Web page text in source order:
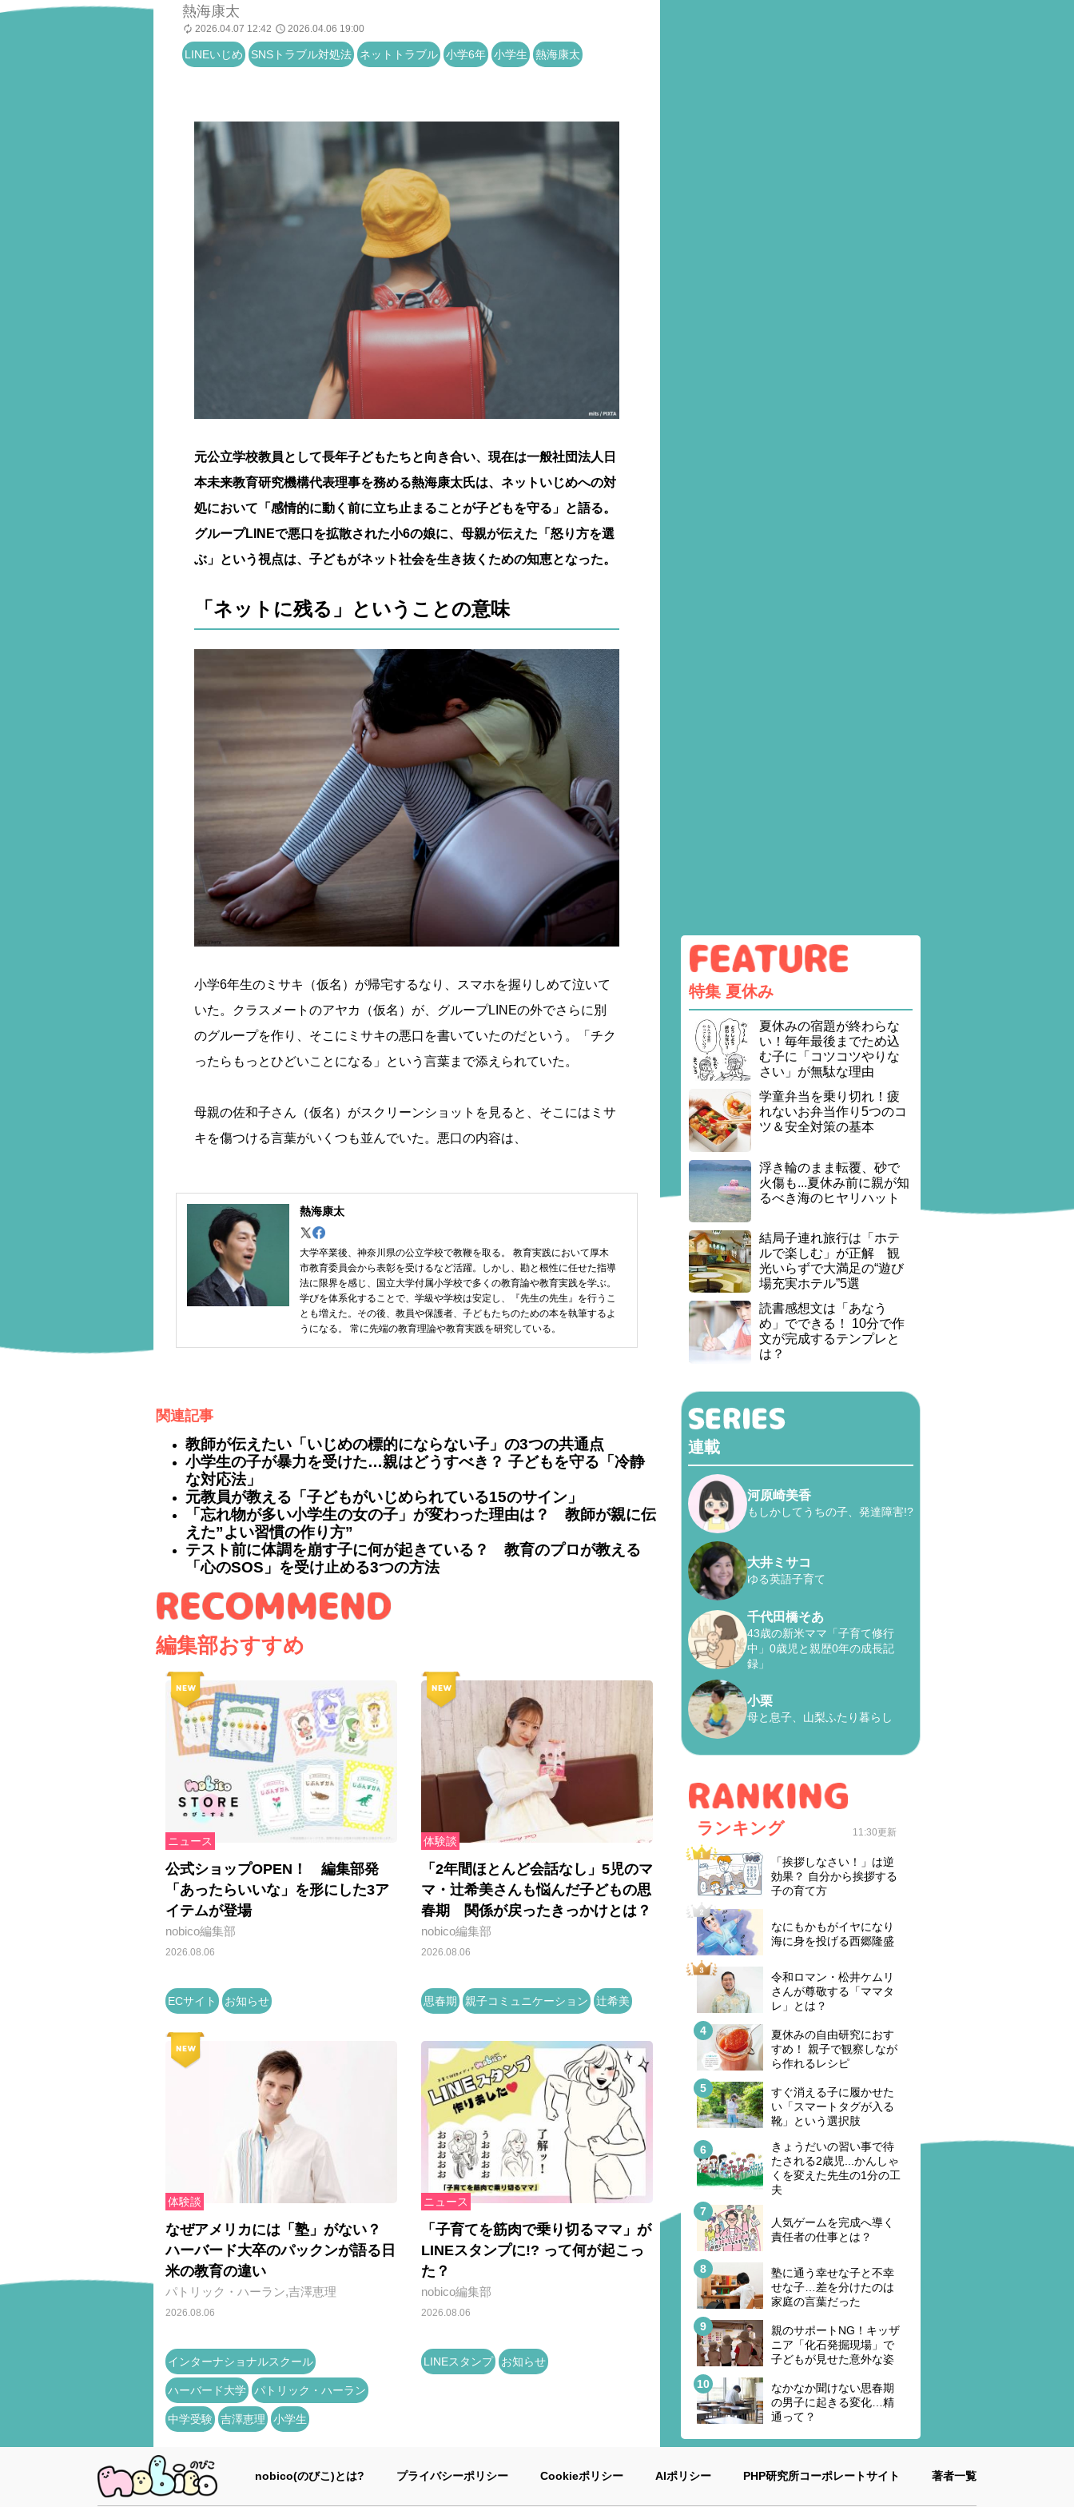
熱海康太
2026.04.07 12:42 2026.04.06 19:00
LINEいじめ SNSトラブル対処法 ネットトラブル 小学6年 小学生 熱海康太
元公立学校教員として長年子どもたちと向き合い、現在は一般社団法人日
本未来教育研究機構代表理事を務める熱海康太氏は、ネットいじめへの対
処において「感情的に動く前に立ち止まることが子どもを守る」と語る。
グループLINEで悪口を拡散された小6の娘に、母親が伝えた「怒り方を選
ぶ」という視点は、子どもがネット社会を生き抜くための知恵となった。
「ネットに残る」ということの意味
小学6年生のミサキ（仮名）が帰宅するなり、スマホを握りしめて泣いて
いた。クラスメートのアヤカ（仮名）が、グループLINEの外でさらに別
のグループを作り、そこにミサキの悪口を書いていたのだという。「チク
ったらもっとひどいことになる」という言葉まで添えられていた。
母親の佐和子さん（仮名）がスクリーンショットを見ると、そこにはミサ
キを傷つける言葉がいくつも並んでいた。悪口の内容は、
熱海康太
大学卒業後、神奈川県の公立学校で教鞭を取る。 教育実践において厚木
市教育委員会から表彰を受けるなど活躍。しかし、勘と根性に任せた指導
法に限界を感じ、国立大学付属小学校で多くの教育論や教育実践を学ぶ。
学びを体系化することで、学級や学校は安定し、『先生の先生』を行うこ
とも増えた。その後、教員や保護者、子どもたちのための本を執筆するよ
うになる。 常に先端の教育理論や教育実践を研究している。
関連記事
教師が伝えたい「いじめの標的にならない子」の3つの共通点
小学生の子が暴力を受けた…親はどうすべき？ 子どもを守る「冷静
な対応法」
元教員が教える「子どもがいじめられている15のサイン」
「忘れ物が多い小学生の女の子」が変わった理由は？ 教師が親に伝
えた”よい習慣の作り方”
テスト前に体調を崩す子に何が起きている？ 教育のプロが教える
「心のSOS」を受け止める3つの方法
編集部おすすめ
ニュース
公式ショップOPEN！ 編集部発
「あったらいいな」を形にした3ア
イテムが登場
nobico編集部
2026.08.06
ECサイト お知らせ
体験談
「2年間ほとんど会話なし」5児のマ
マ・辻希美さんも悩んだ子どもの思
春期 関係が戻ったきっかけとは？
nobico編集部
2026.08.06
思春期 親子コミュニケーション 辻希美
体験談
なぜアメリカには「塾」がない？
ハーバード大卒のパックンが語る日
米の教育の違い
パトリック・ハーラン,吉澤恵理
2026.08.06
インターナショナルスクール
ハーバード大学 パトリック・ハーラン
中学受験 吉澤恵理 小学生
ニュース
「子育てを筋肉で乗り切るママ」が
LINEスタンプに!? って何が起こっ
た？
nobico編集部
2026.08.06
LINEスタンプ お知らせ
特集 夏休み
夏休みの宿題が終わらな
い！毎年最後までため込
む子に「コツコツやりな
さい」が無駄な理由
学童弁当を乗り切れ！疲
れないお弁当作り5つのコ
ツ＆安全対策の基本
浮き輪のまま転覆、砂で
火傷も...夏休み前に親が知
るべき海のヒヤリハット
結局子連れ旅行は「ホテ
ルで楽しむ」が正解 観
光いらずで大満足の“遊び
場充実ホテル”5選
読書感想文は「あなう
め」でできる！ 10分で作
文が完成するテンプレと
は？
連載
河原崎美香
もしかしてうちの子、発達障害!?
大井ミサコ
ゆる英語子育て
千代田橋そあ
43歳の新米ママ「子育て修行
中」0歳児と親歴0年の成長記
録」
小栗
母と息子、山梨ふたり暮らし
ランキング 11:30更新
「挨拶しなさい！」は逆
効果？ 自分から挨拶する
子の育て方
なにもかもがイヤになり
海に身を投げる西郷隆盛
令和ロマン・松井ケムリ
さんが尊敬する「ママタ
レ」とは？
夏休みの自由研究におす
すめ！ 親子で観察しなが
ら作れるレシピ
すぐ消える子に履かせた
い「スマートタグが入る
靴」という選択肢
きょうだいの習い事で待
たされる2歳児...かんしゃ
くを変えた先生の1分の工
夫
人気ゲームを完成へ導く
責任者の仕事とは？
塾に通う幸せな子と不幸
せな子…差を分けたのは
家庭の言葉だった
親のサポートNG！キッザ
ニア「化石発掘現場」で
子どもが見せた意外な姿
なかなか聞けない思春期
の男子に起きる変化…精
通って？
nobico(のびこ)とは? プライバシーポリシー Cookieポリシー AIポリシー PHP研究所コーポレートサイト 著者一覧